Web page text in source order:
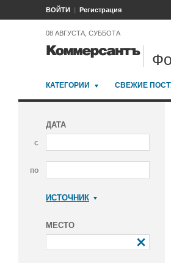
ВОЙТИ Регистрация
08 АВГУСТА, СУББОТА
КАТЕГОРИИ СВЕЖИЕ
ДАТА
с
по
ИСТОЧНИК
МЕСТО